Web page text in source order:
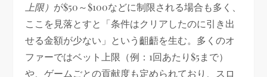
上限） が$50～$100などに制限される場合も多く、
ここを見落とすと「条件はクリアしたのに引き出
せる金額が少ない」という齟齬を生む。多くのオ
ファーではベット上限（例：1回あたり$5まで）
や、ゲームごとの貢献度も定められており、スロ